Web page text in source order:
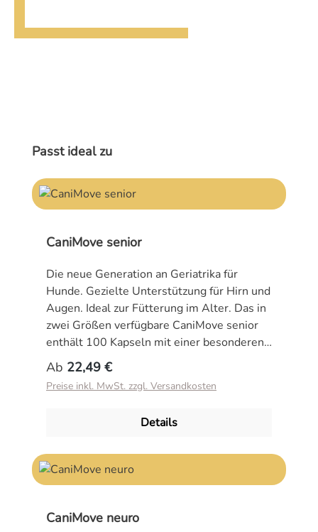
Produktgalerie überspringen
Passt ideal zu
CaniMove senior
Die neue Generation an Geriatrika für
Hunde. Gezielte Unterstützung für Hirn und
Augen. Ideal zur Fütterung im Alter. Das in
zwei Größen verfügbare CaniMove senior
enthält 100 Kapseln mit einer besonderen
Kombination wertvoller Inhaltsstoffe.
CaniMove senior ist ein
Ergänzungsfuttermittel speziell zur
Funktion von Augen und Gehirn des alten
(Decosahexaensäure) bildet den
Regeneration nach Schäden sowie im
Regulärer Preis:
Ab 22,49 €
Preise inkl. MwSt. zzgl. Versandkosten
Details
CaniMove neuro